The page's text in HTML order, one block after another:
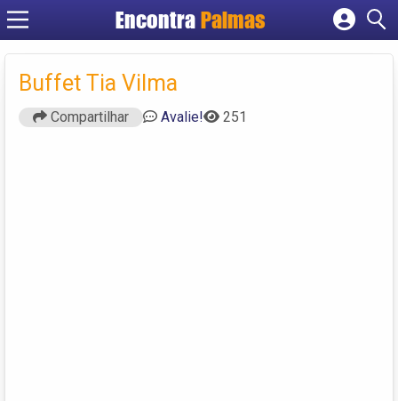
Encontra Palmas
Cadastrar empresa
Buffet Tia Vilma
Compartilhar Avalie! 251